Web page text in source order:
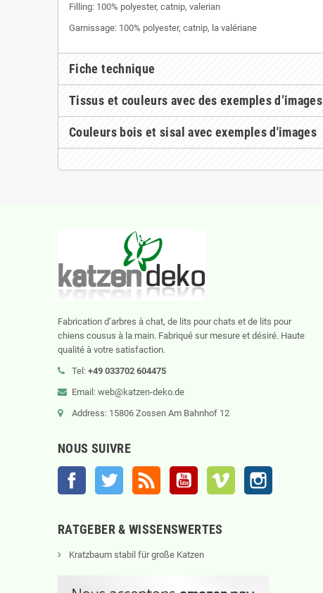
Filling: 100% polyester, catnip, valerian
Garnissage: 100% polyester, catnip, la valériane
Fiche technique
Tissus et couleurs avec des exemples d’images
Couleurs bois et sisal avec exemples d'images
Fabrication d’arbres à chat, de lits pour chats et de lits pour
chiens cousus à la main. Fabriqué sur mesure et désiré. Haute
qualité à votre satisfaction.
Tel: +49 033702 604475
Email: web@katzen-deko.de
Address: 15806 Zossen Am Bahnhof 12
NOUS SUIVRE
Facebook Twitter YouTube Vimeo
RATGEBER & WISSENSWERTES
Kratzbaum stabil für große Katzen